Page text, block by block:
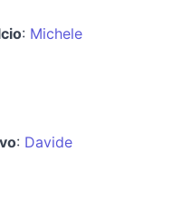
: Michele
: Davide